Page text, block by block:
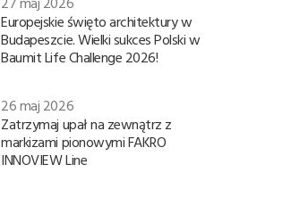
Europejskie święto architektury w
Budapeszcie. Wielki sukces Polski w
Baumit Life Challenge 2026!
26 maj 2026
Zatrzymaj upał na zewnątrz z
markizami pionowymi FAKRO
INNOVIEW Line